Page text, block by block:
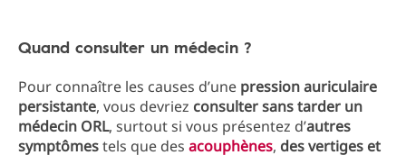
Quand consulter un médecin ?
Pour connaître les causes d’une pression auriculaire
persistante, vous devriez consulter sans tarder un
médecin ORL, surtout si vous présentez d’autres
symptômestels que des acouphènes, des vertiges et